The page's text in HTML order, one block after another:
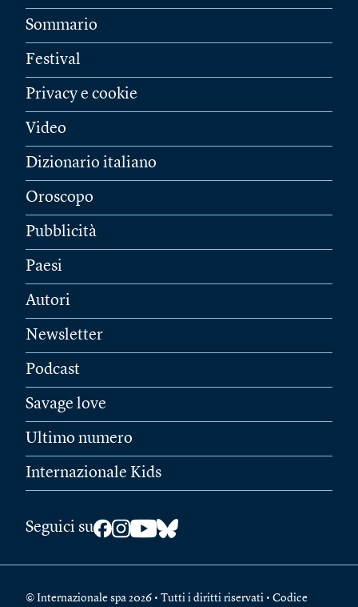
Sommario
Festival
Privacy e cookie
Video
Dizionario italiano
Oroscopo
Pubblicità
Paesi
Autori
Newsletter
Podcast
Savage love
Ultimo numero
Internazionale Kids
Seguici su
© Internazionale spa 2026 • Tutti i diritti riservati • Codice